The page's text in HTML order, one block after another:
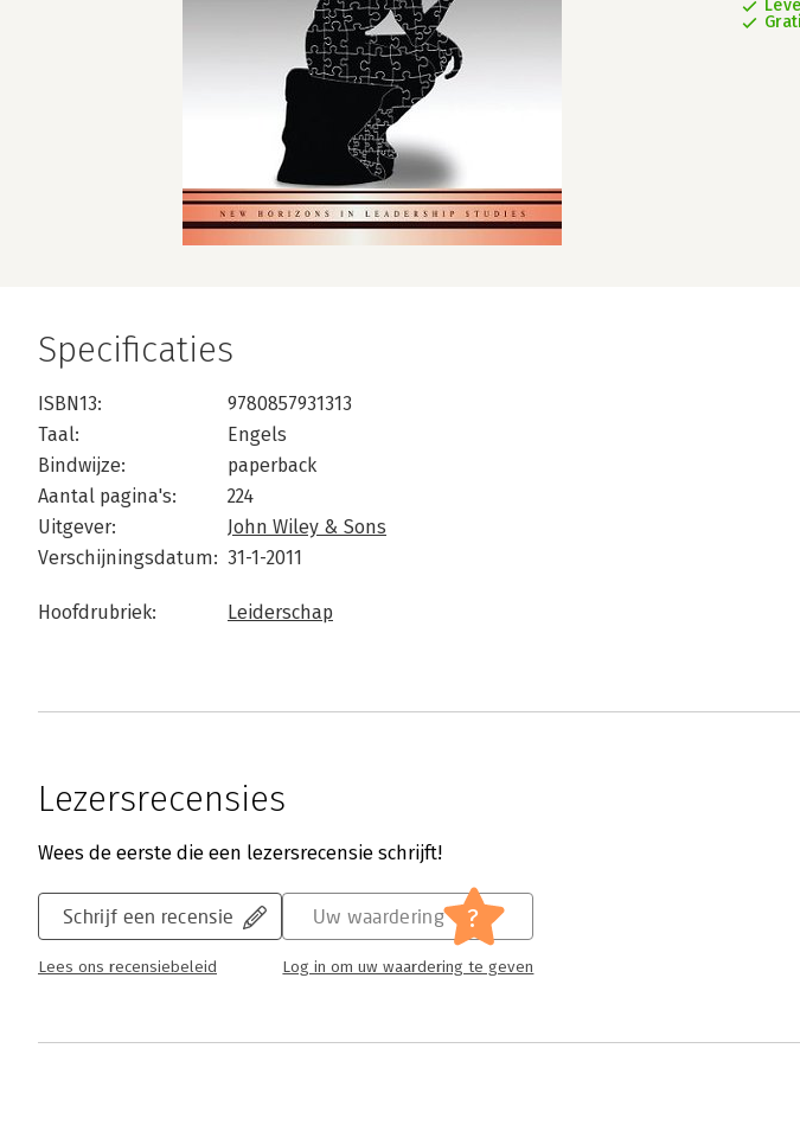
Specificaties
ISBN13:
9780857931313
Taal:
Engels
Bindwijze:
paperback
Aantal pagina's:
224
Uitgever:
John Wiley & Sons
Verschijningsdatum: 31-1-2011
Hoofdrubriek: Leiderschap
Lezersrecensies
Wees de eerste die een lezersrecensie schrijft!
Schrijf een recensie
Lees ons recensiebeleid
Uw waardering ?
Log in om uw waardering te geven